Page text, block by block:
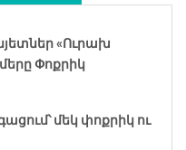
«Ուրախ
Փոքրիկ
մեկ փոքրիկ ու